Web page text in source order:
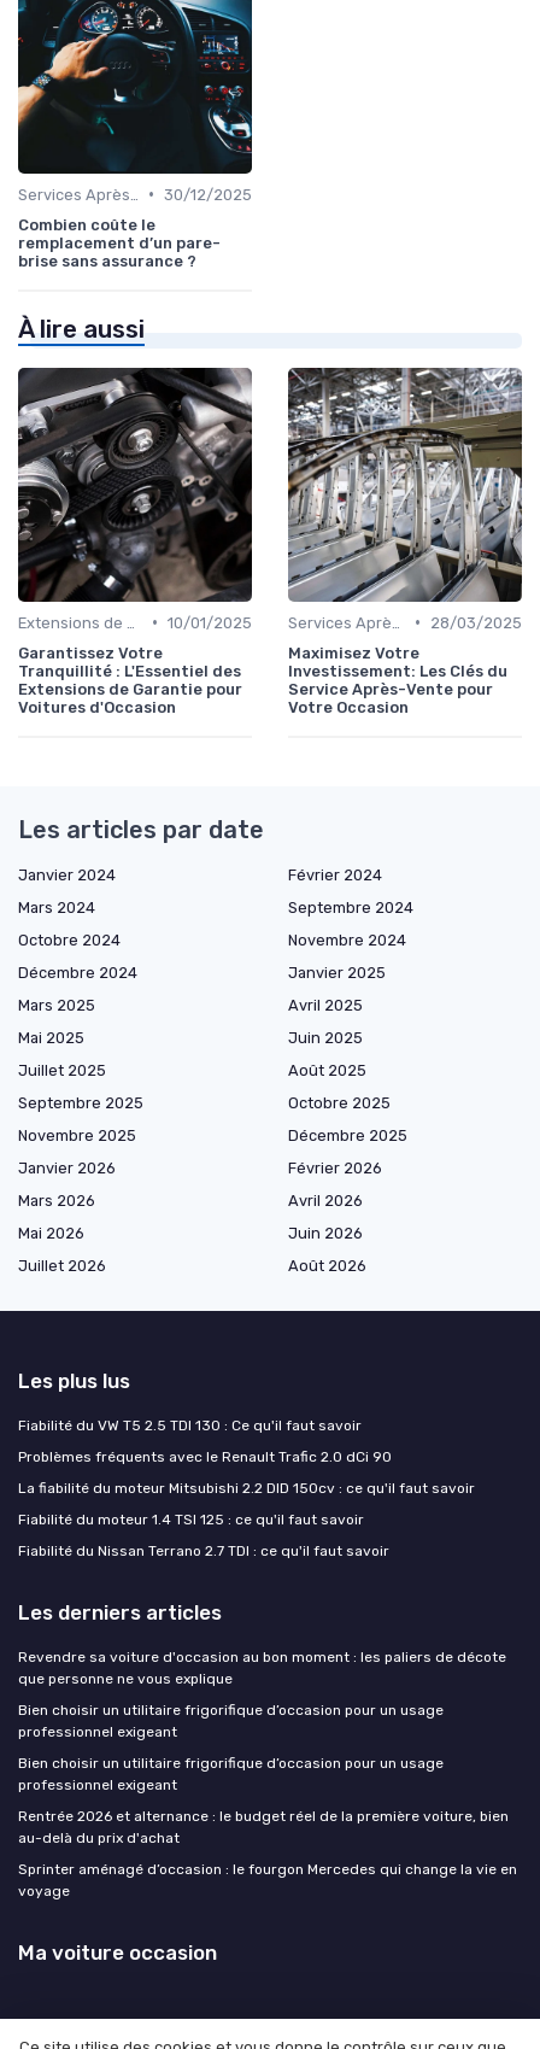
• 30/12/2025
Combien coûte le
remplacement d’un pare-
brise sans assurance ?
À lire aussi
• 10/01/2025
Garantissez Votre
Tranquillité : L'Essentiel des
Extensions de Garantie pour
Voitures d'Occasion
•
28/03/2025
Maximisez Votre
Investissement: Les Clés du
Service Après-Vente pour
Votre Occasion
Les articles par date
Janvier 2024
Février 2024
Mars 2024
Septembre 2024
Octobre 2024
Novembre 2024
Décembre 2024
Janvier 2025
Mars 2025
Avril 2025
Mai 2025
Juin 2025
Juillet 2025
Août 2025
Septembre 2025
Octobre 2025
Novembre 2025
Décembre 2025
Janvier 2026
Février 2026
Mars 2026
Avril 2026
Mai 2026
Juin 2026
Juillet 2026
Août 2026
Les plus lus
Fiabilité du VW T5 2.5 TDI 130 : Ce qu'il faut savoir
Problèmes fréquents avec le Renault Trafic 2.0 dCi 90
La fiabilité du moteur Mitsubishi 2.2 DID 150cv : ce qu'il faut savoir
Fiabilité du moteur 1.4 TSI 125 : ce qu'il faut savoir
Fiabilité du Nissan Terrano 2.7 TDI : ce qu'il faut savoir
Les derniers articles
Revendre sa voiture d'occasion au bon moment : les paliers de décote
que personne ne vous explique
Bien choisir un utilitaire frigorifique d’occasion pour un usage
professionnel exigeant
Bien choisir un utilitaire frigorifique d’occasion pour un usage
professionnel exigeant
Rentrée 2026 et alternance : le budget réel de la première voiture, bien
au-delà du prix d'achat
Sprinter aménagé d’occasion : le fourgon Mercedes qui change la vie en
voyage
Ma voiture occasion